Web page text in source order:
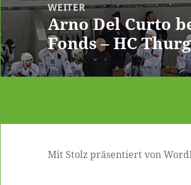
WEITER
Nächster
Beitrag:
Arno Del Curto
Fonds – HC
Mit Stolz präsentiert von